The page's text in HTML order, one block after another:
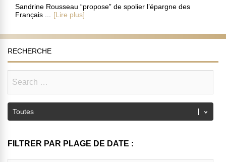
Sandrine Rousseau “propose” de spolier l’épargne des
Français ...
[Lire plus]
RECHERCHE
FILTRER PAR PLAGE DE DATE :